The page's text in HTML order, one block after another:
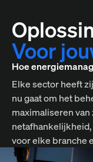
Voor
Hoe
Elke sector heeft
nu gaat om het
maximaliseren
voor elke branche